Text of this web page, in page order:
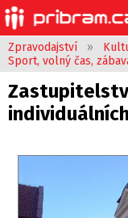
Zpravodajství »
Sport, volný čas,